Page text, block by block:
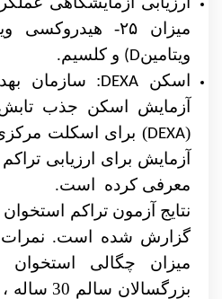
میزان ۲۵- هیدروکسی
ویتامین(D و کلسیم.
اسکن DEXA: سازمان
آزمایش اسکن جذب
(
DEXA) برای اسکلت
آزمایش برای ارزیابی
معرفی کرده است.
نتایج آزمون تراکم
گزارش شده است. نمرات
میزان چگالی
بزرگسالان